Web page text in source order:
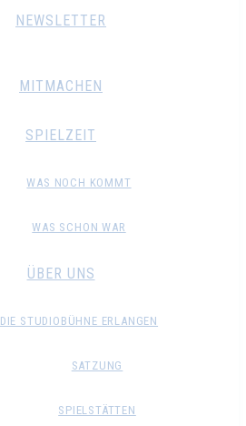
NEWSLETTER
MITMACHEN
SPIELZEIT
WAS NOCH KOMMT
WAS SCHON WAR
ÜBER UNS
DIE STUDIOBÜHNE ERLANGEN
SATZUNG
SPIELSTÄTTEN